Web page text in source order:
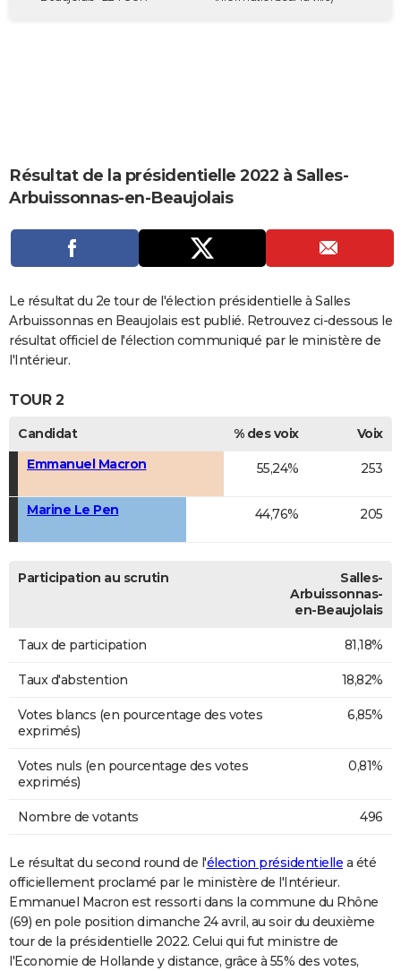
DICTIONNAIRE
Dictionnaire
Biographies
Citations
Expressions
Proverbes
PROGRAMME TV
COPAINS D'AVANT
S'inscrire
Se connecter
Lycées
Collèges
Primaires
Universités
Entreprises
Service militaire
Avis de recherche
Bricolage
Lifestyle
Culture
Sport
Auto
Television
Voyage
Cinema
Résultat de la présidentielle 2022 à Salles-
Arbuissonnas-en-Beaujolais
Le résultat du 2e tour de l'élection présidentielle à Salles
Arbuissonnas en Beaujolais est publié. Retrouvez ci-dessous le
résultat officiel de l'élection communiqué par le ministère de
l'Intérieur.
TOUR 2
Candidat % des voix
Voix
Emmanuel Macron
55,24% 253
Marine Le Pen 44,76% 205
Participation au scrutin
Salles-
Arbuissonnas-
en-Beaujolais
Taux de participation 81,18%
Taux d'abstention 18,82%
Votes blancs (en pourcentage des votes
exprimés)
6,85%
Votes nuls (en pourcentage des votes
exprimés)
0,81%
Nombre de votants 496
Le résultat du second round de l'élection présidentielle a été
officiellement proclamé par le ministère de l'Intérieur.
Emmanuel Macron est ressorti dans la commune du Rhône
(69) en pole position dimanche 24 avril, au soir du deuxième
tour de la présidentielle 2022. Celui qui fut ministre de
l'Economie de Hollande y distance, grâce à 55% des votes,